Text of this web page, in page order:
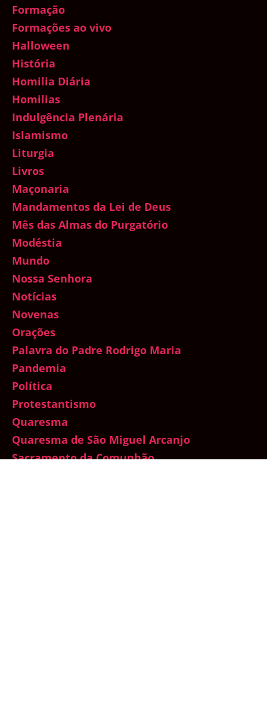
Formação
Formações ao vivo
Halloween
História
Homilia Diária
Homilias
Indulgência Plenária
Islamismo
Liturgia
Livros
Maçonaria
Mandamentos da Lei de Deus
Mês das Almas do Purgatório
Modéstia
Mundo
Nossa Senhora
Notícias
Novenas
Orações
Palavra do Padre Rodrigo Maria
Pandemia
Política
Protestantismo
Quaresma
Quaresma de São Miguel Arcanjo
Sacramento da Comunhão